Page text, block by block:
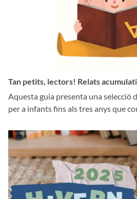
Tan petits, lectors! Relats
Aquesta guia presenta una selecció
per a infants fins als tres anys que